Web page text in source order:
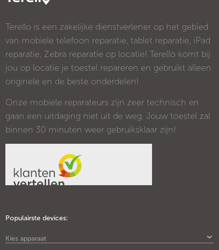
Terello is een zakelijke dienstverlener op het gebied
van mobiele telefoon reparatie, tablet reparatie, iPad
reparatie, Zebra reparatie op locatie! Terello komt bij
jou op locatie je toestel repareren en gebruikt alleen
originele en de beste onderdelen!
Onze mobiele reparateurs zijn zeer technisch en
gaan een uitdaging niet uit de weg. Jouw toestel zal
binnen 30 minuten weer gebruiksklaar zijn!
Populairste devices:
Kies apparaat